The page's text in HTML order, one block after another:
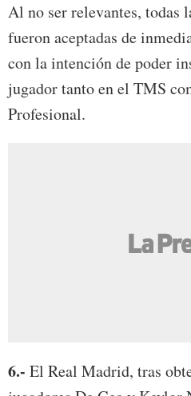
Al no ser relevantes, todas
fueron aceptadas de
con la intención de poder
jugador tanto en el TMS
Profesional.
6.- El Real Madrid, tras